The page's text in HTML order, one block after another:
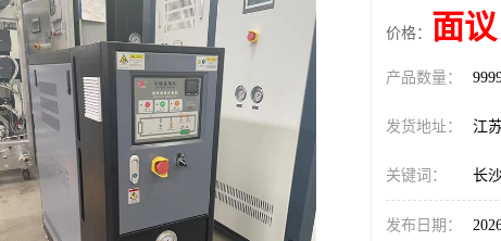
价格： 面议
产品数量：
发货地址： 江
关键词： 长
发布日期：